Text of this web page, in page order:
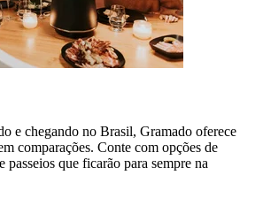
e chegando no Brasil, Gramado oferece
comparações. Conte com opções de
passeios que ficarão para sempre na